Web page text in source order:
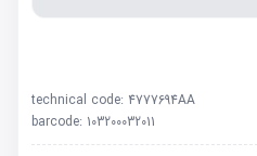
technical code: 4777694AA
barcode: 103200032011